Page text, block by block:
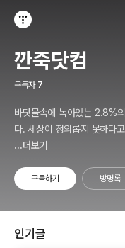
깐죽닷컴
구독자 7
바닷물속에 녹아있는 2.8%
다. 세상이 정의롭지 못하다
...더보기
구독하기 방명록
인기글